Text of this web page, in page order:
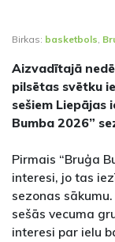
Birkas: basketbols,
Aizvadītajā
pilsētas svētku
sešiem Liepājas
Bumba 2026”
Pirmais “Bruģa
interesi, jo tas
sezonas
sešās vecuma
interesi par ielu